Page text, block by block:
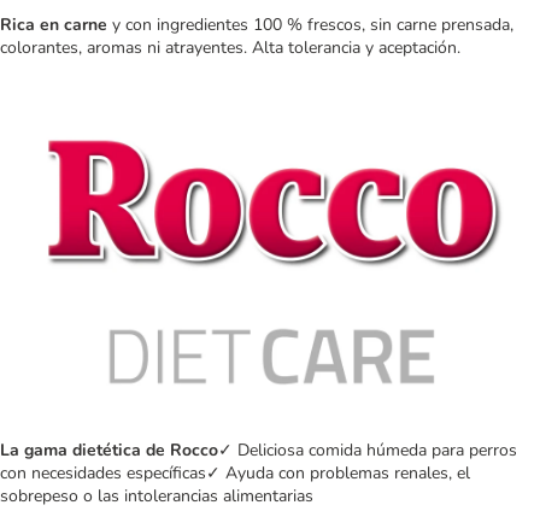
Rica en carne y con ingredientes 100 % frescos, sin carne prensada,
colorantes, aromas ni atrayentes. Alta tolerancia y aceptación.
La gama dietética de Rocco✓ Deliciosa comida húmeda para perros
con necesidades específicas✓ Ayuda con problemas renales, el
sobrepeso o las intolerancias alimentarias